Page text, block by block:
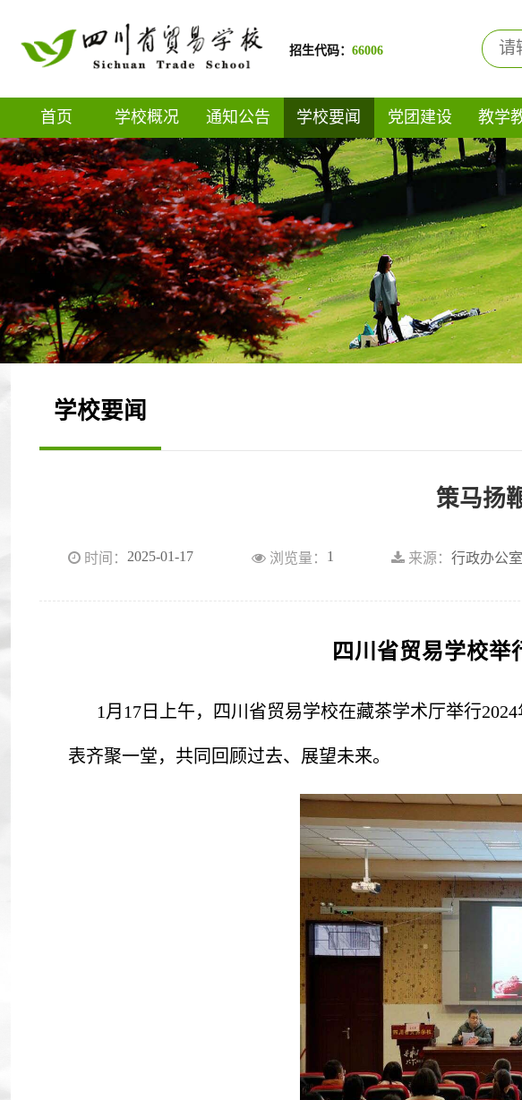
招生代码：66006
首页 学校概况 通知公告 学校要闻 党团建设 教学
学校要闻
策马扬
时间： 2025-01-17 浏览量： 1 来源：行政办公室
四川省贸易学校举
1月17日上午，四川省贸易学校在藏茶学术厅举行
表齐聚一堂，共同回顾过去、展望未来。